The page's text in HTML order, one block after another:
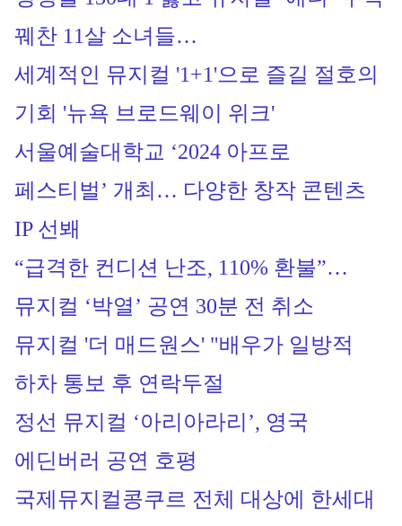
꿰찬 11살 소녀들…
세계적인 뮤지컬 '1+1'으로 즐길 절호의
기회 '뉴욕 브로드웨이 위크'
서울예술대학교 ‘2024 아프로
페스티벌’ 개최… 다양한 창작 콘텐츠
IP 선봬
“급격한 컨디션 난조, 110% 환불”…
뮤지컬 ‘박열’ 공연 30분 전 취소
뮤지컬 '더 매드원스' "배우가 일방적
하차 통보 후 연락두절
정선 뮤지컬 ‘아리아라리’, 영국
에딘버러 공연 호평
국제뮤지컬콩쿠르 전체 대상에 한세대